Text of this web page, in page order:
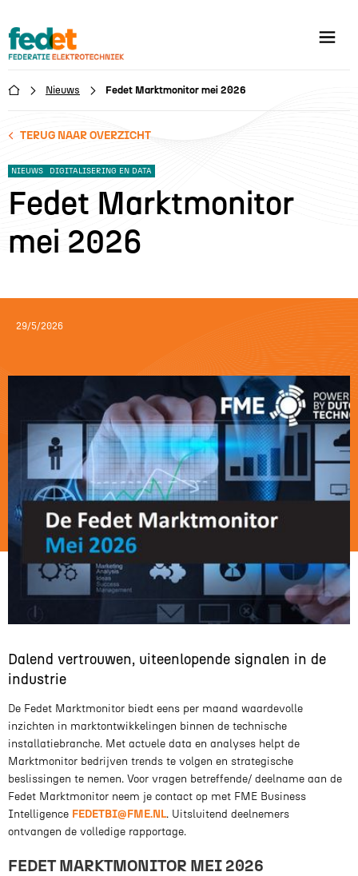
 Nieuws Fedet Marktmonitor mei 2026
TERUG NAAR OVERZICHT
NIEUWS DIGITALISERING EN DATA
Fedet Marktmonitor
mei 2026
29/5/2026
Dalend vertrouwen, uiteenlopende signalen in de
industrie
De Fedet Marktmonitor biedt eens per maand waardevolle
inzichten in marktontwikkelingen binnen de technische
installatiebranche. Met actuele data en analyses helpt de
Marktmonitor bedrijven trends te volgen en strategische
beslissingen te nemen. Voor vragen betreffende/ deelname aan de
Fedet Marktmonitor neem je contact op met FME Business
Intelligence FEDETBI@FME.NL. Uitsluitend deelnemers
ontvangen de volledige rapportage.
FEDET MARKTMONITOR MEI 2026